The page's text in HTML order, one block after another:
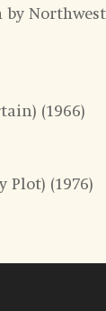
(1966)
(1976)